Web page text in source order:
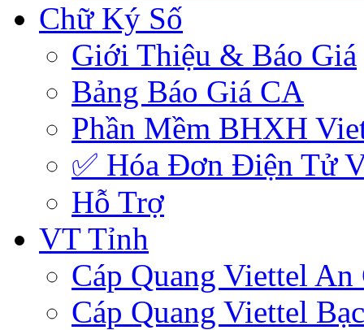
Chữ Ký Số
Giới Thiệu & Báo Giá
Bảng Báo Giá CA
Phần Mềm BHXH
✅‎ Hóa Đơn Điện Tử
Hỗ Trợ
VT Tỉnh
Cáp Quang Viettel An
Cáp Quang Viettel